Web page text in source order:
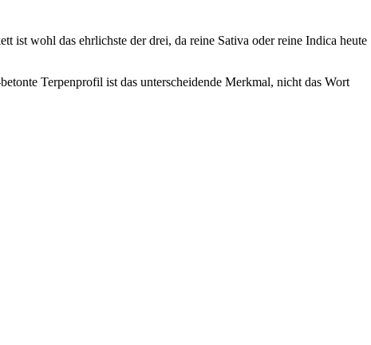
ist wohl das ehrlichste der drei, da reine Sativa oder reine Indica heute
Terpenprofil ist das unterscheidende Merkmal, nicht das Wort